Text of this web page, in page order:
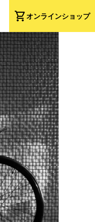
shopping_cartオンラインショップ